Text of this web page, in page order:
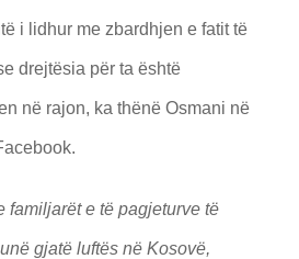
i lidhur me zbardhjen e fatit të
drejtësia për ta është
në rajon, ka thënë Osmani në
familjarët e të pagjeturve të
gjatë luftës në Kosovë,